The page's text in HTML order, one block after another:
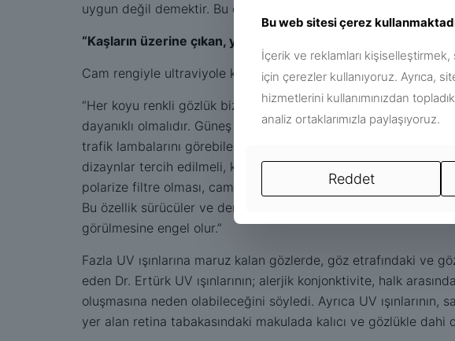
uygun değil demektir. Bu durumda farklı gözlüklerin tercih
“Kaşların üzerine çıkan, yanaklara değmeyen çerçeveler
Cam rengiyle ultraviyole koruma arasında bir ilişki olmadığını
“Her koyu renkli gözlük bizi zararlı ışınlardan korumaz. Güneş
dayanıklı olmalıdır. Güneş gözlükleri spor yaparken veya
trafik lambalarını görebileceğimiz özellikte ve koyulukta
dizaynlar tercih edilmeli, kaşların üzerine çıkan, yanaklara
polarize filtre olması, camın UV filtre etme özelliği olduğunu
Bu özellik sürücüler ve denizciler için faydalıdır ancak LED
görülmesine engel olur.”
Fazla UV ışınlarına maruz kalan gözlerde, göz etrafındaki ve
eden Dr. Ertürk UV ışınlarının; alerjik konjonktivite, halk
oluşmasına neden olabileceğini söyledi. Ayrıca UV
yer alan retina tabakasındaki makulada kalıcı ve gözlükle
Bu web sitesi çerez
İçerik ve reklamları
için çerezler kullanıyoruz. Ayrıca,
hizmetlerini kullanımınızdan
analiz ortaklarımızla paylaşıyoruz.
Reddet